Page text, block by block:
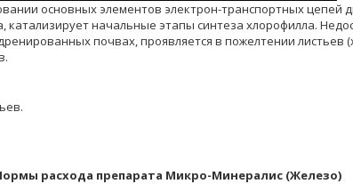
основных элементов электрон-транспортных цепей
катализирует начальные этапы синтеза хлорофилла.
почвах, проявляется в пожелтении листьев
расхода препарата Микро-Минералис (Железо)